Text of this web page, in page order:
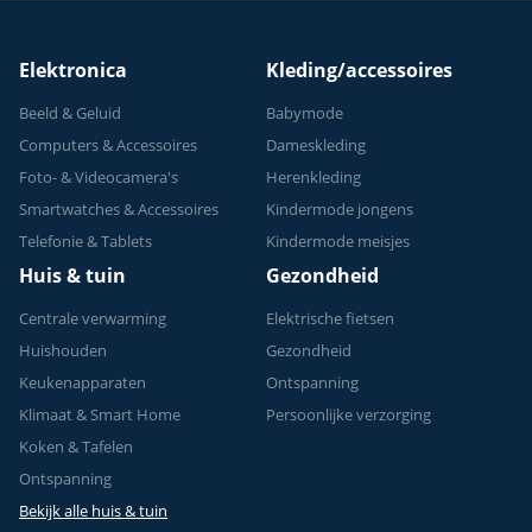
Elektronica
Beeld & Geluid
Computers & Accessoires
Foto- & Videocamera's
Smartwatches & Accessoires
Telefonie & Tablets
Kleding/accessoires
Babymode
Dameskleding
Herenkleding
Kindermode jongens
Kindermode meisjes
Huis & tuin
Centrale verwarming
Huishouden
Keukenapparaten
Klimaat & Smart Home
Koken & Tafelen
Ontspanning
Bekijk alle huis & tuin
Gezondheid
Elektrische fietsen
Gezondheid
Ontspanning
Persoonlijke verzorging